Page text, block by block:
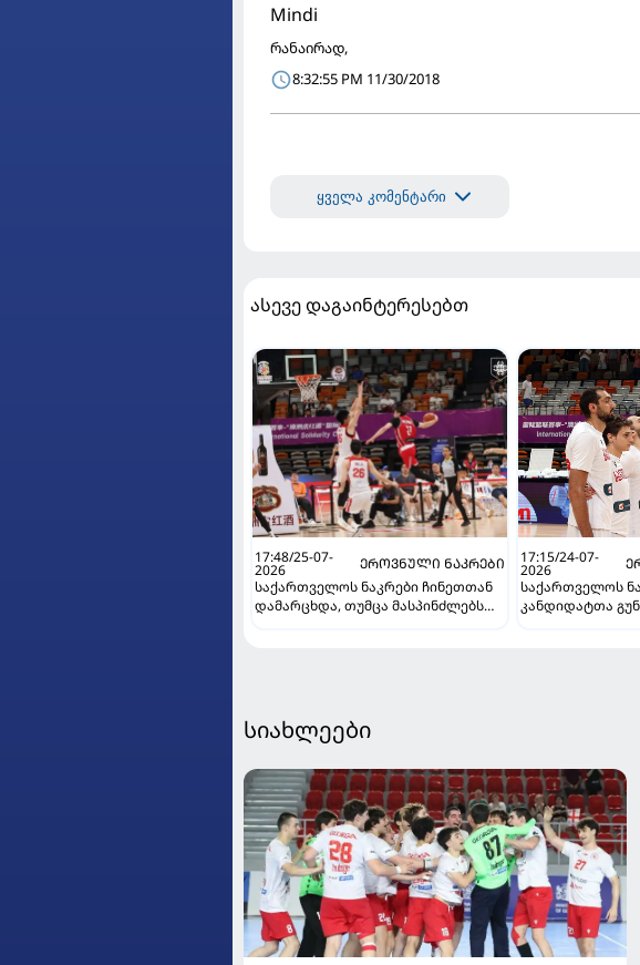
Mindi
რანაირად,
8:32:55 PM 11/30/2018
ყველა კომენტარი
ასევე დაგაინტერესებთ
17:48/25-07-
2026
ᲔᲠᲝᲕᲜᲣᲚᲘ ᲜᲐᲙᲠᲔᲑᲘ
საქართველოს ნაკრები ჩინეთთან
დამარცხდა, თუმცა მასპინძლებს
17:15/24-07-
2026
საქართველოს
კანდიდატთა
სიახლეები